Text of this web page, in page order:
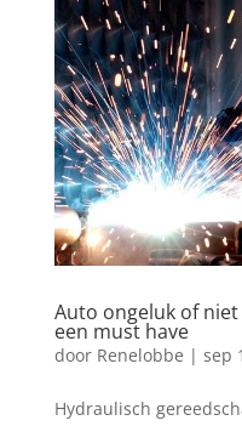
Auto ongeluk of
een must have
door Renelobbe | sep
Hydraulisch